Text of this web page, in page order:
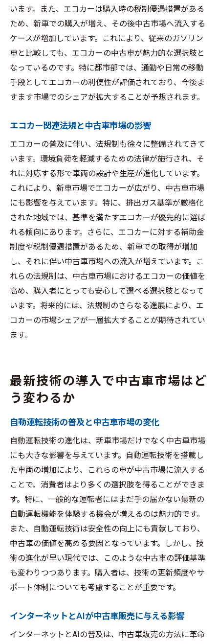
います。また、エコカーは購入時の税制優遇措置がある
ため、新車での購入が増え、その後中古市場へ流入する
ケースが増加しています。これにより、従来のガソリン
車と比較しても、エコカーの中古車が魅力的な選択肢と
なっているのです。特に都市部では、通勤や日常の移動
手段としてエコカーの利便性が評価されており、今後ま
すます市場でのシェアが拡大することが予想されます。
エコカー関連法規と中古車市場の影響
エコカーの普及に伴い、法規制も徐々に整備されてきて
います。環境負荷を軽減するための法律が施行され、そ
れに対応する形で車両の設計や生産が進化しています。
これにより、新車市場でエコカーが広がり、中古車市場
にも影響を与えています。特に、排出ガス基準が厳格化
された地域では、基準を満たすエコカーが優先的に選ば
れる傾向にあります。さらに、エコカーに対する補助金
制度や税制優遇措置があるため、新車での取得が増加
し、それに伴い中古車市場への流入が増えています。こ
れらの法規制は、中古車市場におけるエコカーの価値を
高め、購入者にとっても安心して選べる選択肢となって
います。将来的には、法規制のさらなる進展により、エ
コカーの市場シェアが一層拡大することが期待されてい
ます。
最新技術の導入で中古車市場はど
う変わるか
自動運転技術の普及と中古車市場の変化
自動運転技術の進化は、新車市場だけでなく中古車市場
にも大きな影響を与えています。自動運転技術を搭載し
た車両の増加により、これらの車が中古市場に流入する
ことで、消費者はより多くの選択肢を得ることができま
す。特に、一般的な運転者にはまだ手の届かない最新の
自動運転機能を体験する機会が増えるのは魅力的です。
また、自動運転技術は安全性の向上にも貢献しており、
中古車の価値を高める要因となっています。しかし、技
術の進化が早い現代では、このような中古車の評価基準
も変わりつつあります。購入者は、技術の更新頻度やサ
ポート体制についても考慮することが重要です。
インターネットとAIが中古車販売に与える影響
インターネットとAIの普及は、中古車販売の方法に革命